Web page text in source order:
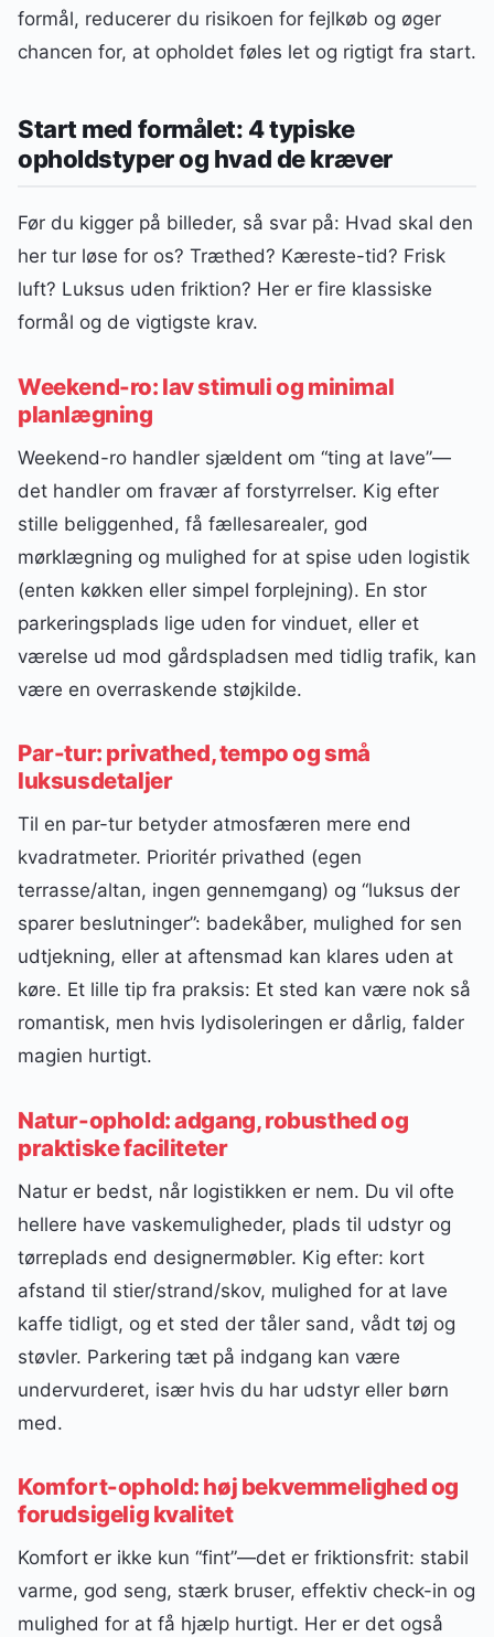
formål, reducerer du risikoen for fejlkøb og øger
chancen for, at opholdet føles let og rigtigt fra start.
Start med formålet: 4 typiske
opholdstyper og hvad de kræver
Før du kigger på billeder, så svar på: Hvad skal den
her tur løse for os? Træthed? Kæreste-tid? Frisk
luft? Luksus uden friktion? Her er fire klassiske
formål og de vigtigste krav.
Weekend-ro: lav stimuli og minimal
planlægning
Weekend-ro handler sjældent om “ting at lave”—
det handler om fravær af forstyrrelser. Kig efter
stille beliggenhed, få fællesarealer, god
mørklægning og mulighed for at spise uden logistik
(enten køkken eller simpel forplejning). En stor
parkeringsplads lige uden for vinduet, eller et
værelse ud mod gårdspladsen med tidlig trafik, kan
være en overraskende støjkilde.
Par-tur: privathed, tempo og små
luksusdetaljer
Til en par-tur betyder atmosfæren mere end
kvadratmeter. Prioritér privathed (egen
terrasse/altan, ingen gennemgang) og “luksus der
sparer beslutninger”: badekåber, mulighed for sen
udtjekning, eller at aftensmad kan klares uden at
køre. Et lille tip fra praksis: Et sted kan være nok så
romantisk, men hvis lydisoleringen er dårlig, falder
magien hurtigt.
Natur-ophold: adgang, robusthed og
praktiske faciliteter
Natur er bedst, når logistikken er nem. Du vil ofte
hellere have vaskemuligheder, plads til udstyr og
tørreplads end designermøbler. Kig efter: kort
afstand til stier/strand/skov, mulighed for at lave
kaffe tidligt, og et sted der tåler sand, vådt tøj og
støvler. Parkering tæt på indgang kan være
undervurderet, især hvis du har udstyr eller børn
med.
Komfort-ophold: høj bekvemmelighed og
forudsigelig kvalitet
Komfort er ikke kun “fint”—det er friktionsfrit: stabil
varme, god seng, stærk bruser, effektiv check-in og
mulighed for at få hjælp hurtigt. Her er det også